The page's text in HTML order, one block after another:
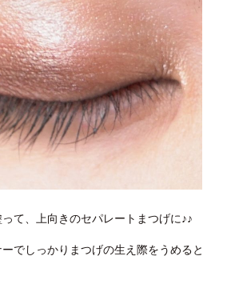
て、上向きのセパレートまつげに♪♪
でしっかりまつげの生え際をうめると